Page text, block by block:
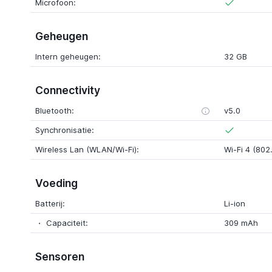
Microfoon:
Geheugen
Intern geheugen: 32 GB
Connectivity
Bluetooth:
v5.0
Synchronisatie:
Wireless Lan (WLAN/Wi-Fi):
Wi-Fi 4
Voeding
Batterij:
Li-ion
Capaciteit:
309 mAh
Sensoren